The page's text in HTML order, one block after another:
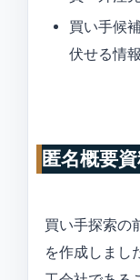
買い手候
伏せる情
匿名概要
買い手探索の
を作成しまし